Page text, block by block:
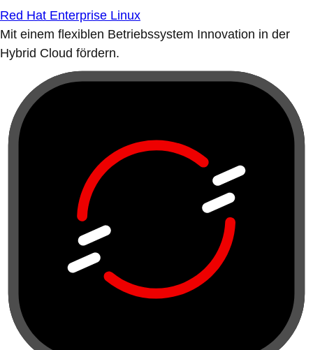
Red Hat Enterprise Linux
Mit einem flexiblen Betriebssystem Innovation in der
Hybrid Cloud fördern.